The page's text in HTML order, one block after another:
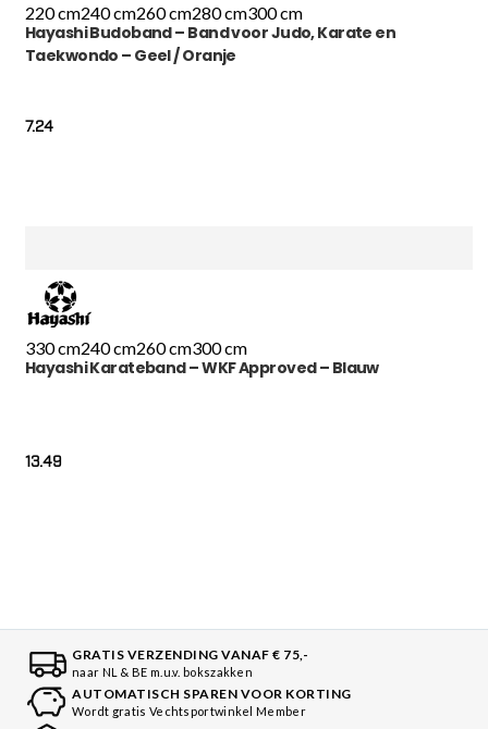
220 cm240 cm260 cm280 cm300 cm
Hayashi Budoband – Band voor Judo, Karate en
Taekwondo – Geel / Oranje
7.24
330 cm240 cm260 cm300 cm
Hayashi Karateband – WKF Approved – Blauw
13.49
GRATIS VERZENDING VANAF € 75,-
naar NL & BE m.u.v. bokszakken
AUTOMATISCH SPAREN VOOR KORTING
Wordt gratis Vechtsportwinkel Member